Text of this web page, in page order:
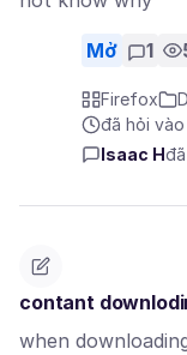
Mở 1
Firefox
đã hỏi
Isaac H
contant
when